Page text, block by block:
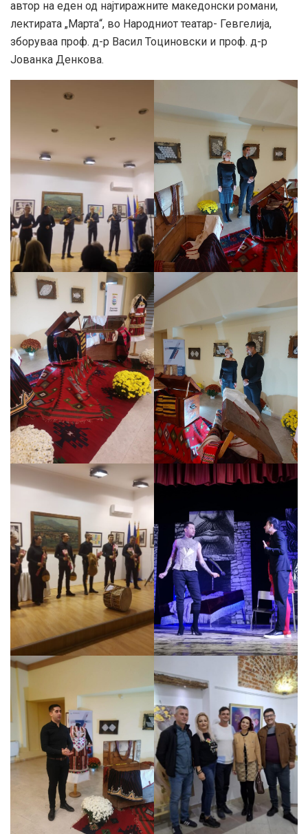
автор на еден од најтиражните македонски романи,
лектирата „Марта“, во Народниот театар- Гевгелија,
зборуваа проф. д-р Васил Тоциновски и проф. д-р
Јованка Денкова.